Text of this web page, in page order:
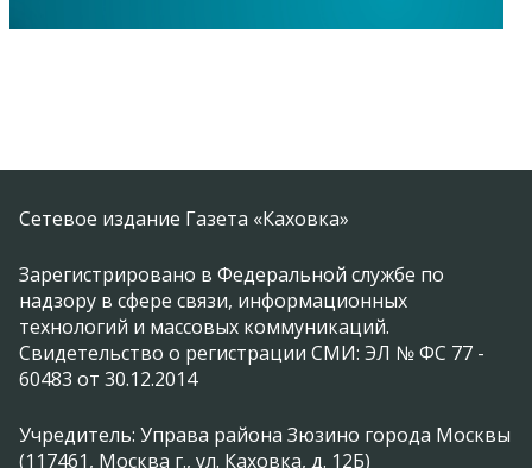
Сетевое издание Газета «Каховка»
Зарегистрировано в Федеральной службе по
надзору в сфере связи, информационных
технологий и массовых коммуникаций.
Свидетельство о регистрации СМИ: ЭЛ № ФС 77 -
60483 от 30.12.2014
Учредитель: Управа района Зюзино города Москвы
(117461, Москва г., ул. Каховка, д. 12Б)